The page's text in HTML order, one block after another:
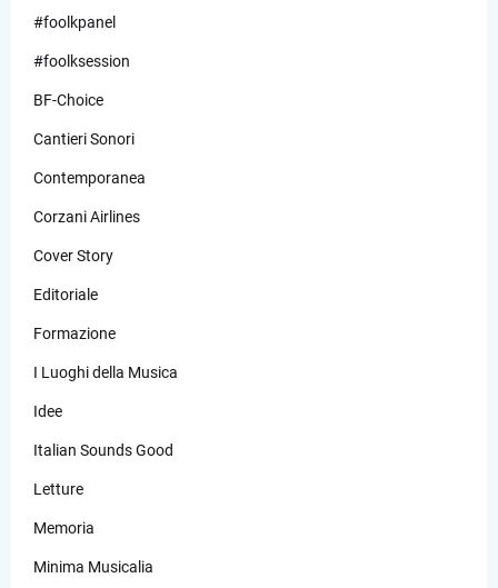
#foolkpanel
#foolksession
BF-Choice
Cantieri Sonori
Contemporanea
Corzani Airlines
Cover Story
Editoriale
Formazione
I Luoghi della Musica
Idee
Italian Sounds Good
Letture
Memoria
Minima Musicalia